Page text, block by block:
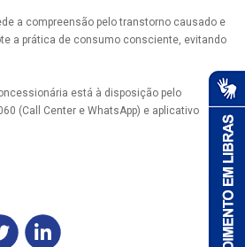
a compreensão pelo transtorno causado e
a prática de consumo consciente, evitando
está à disposição pelo
(Call Center e WhatsApp) e aplicativo